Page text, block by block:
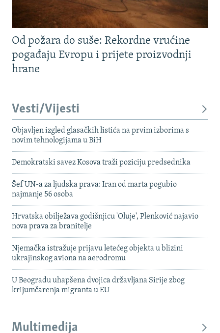
Od požara do suše: Rekordne vrućine
pogađaju Evropu i prijete proizvodnji
hrane
Vesti/Vijesti
Objavljen izgled glasačkih listića na prvim izborima s
novim tehnologijama u BiH
Demokratski savez Kosova traži poziciju predsednika
Šef UN-a za ljudska prava: Iran od marta pogubio
najmanje 56 osoba
Hrvatska obilježava godišnjicu 'Oluje', Plenković najavio
nova prava za branitelje
Njemačka istražuje prijavu letećeg objekta u blizini
ukrajinskog aviona na aerodromu
U Beogradu uhapšena dvojica državljana Sirije zbog
krijumčarenja migranta u EU
Multimedija